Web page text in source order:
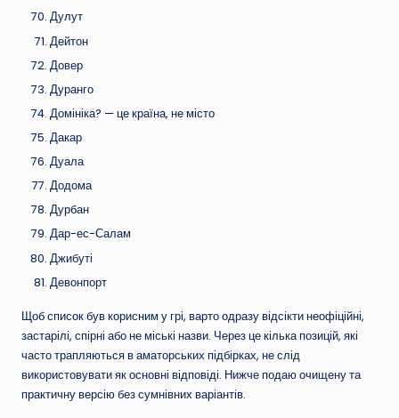
Дулут
Дейтон
Довер
Дуранго
Домініка? — це країна, не місто
Дакар
Дуала
Додома
Дурбан
Дар-ес-Салам
Джибуті
Девонпорт
Щоб список був корисним у грі, варто одразу відсікти неофіційні,
застарілі, спірні або не міські назви. Через це кілька позицій, які
часто трапляються в аматорських підбірках, не слід
використовувати як основні відповіді. Нижче подаю очищену та
практичну версію без сумнівних варіантів.